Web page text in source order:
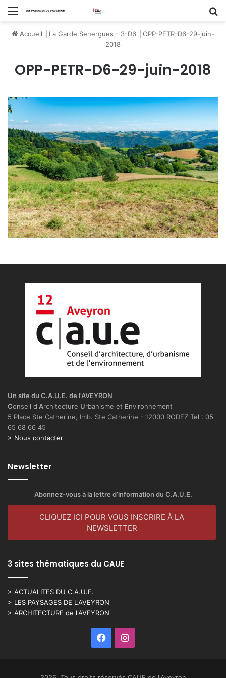
Menu
Accueil La Garde Senergues - 3-D6
OPP-PETR-D6-29-juin-
2018
OPP-PETR-D6-29-juin-2018
Un site du C.A.U.E. de l'AVEYRON
Conseil d'Architecture Urbanisme et Environnement
5 Place Ste Catherine, Imb. Ste Catherine - 12000 RODEZ Tel : 05
65 68 66 45
> Nous contacter
Newsletter
Abonnez-vous à la lettre d’information du C.A.U.E.
CLIQUEZ ICI POUR VOUS INSCRIRE À LA
NEWSLETTER
3 sites thématiques du CAUE
> ACTUALITES DU C.A.U.E.
> LES PAYSAGES DE L'AVEYRON
> ARCHITECTURE de l'AVEYRON
FacebookInstagram